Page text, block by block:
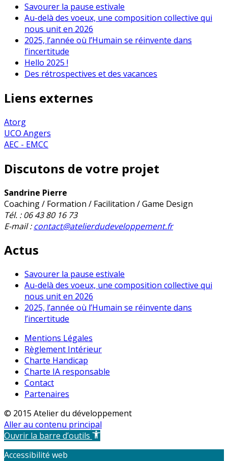
Savourer la pause estivale
Au-delà des voeux, une composition collective qui
nous unit en 2026
2025, l’année où l’Humain se réinvente dans
l’incertitude
Hello 2025 !
Des rétrospectives et des vacances
Liens externes
Atorg
UCO Angers
AEC - EMCC
Discutons de votre projet
Sandrine Pierre
Coaching / Formation / Facilitation / Game Design
Tél. : 06 43 80 16 73
E-mail :contact@atelierdudeveloppement.fr
Actus
Savourer la pause estivale
Au-delà des voeux, une composition collective qui
nous unit en 2026
2025, l’année où l’Humain se réinvente dans
l’incertitude
Mentions Légales
Règlement Intérieur
Charte Handicap
Charte IA responsable
Contact
Partenaires
© 2015 Atelier du développement
Aller au contenu principal
Ouvrir la barre d’outils
Accessibilité web